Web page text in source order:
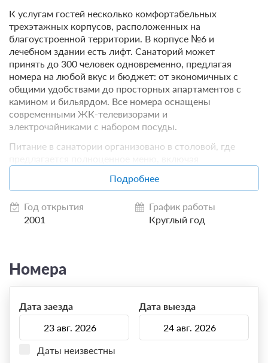
К услугам гостей несколько комфортабельных
трехэтажных корпусов, расположенных на
благоустроенной территории. В корпусе №6 и
лечебном здании есть лифт. Санаторий может
принять до 300 человек одновременно, предлагая
номера на любой вкус и бюджет: от экономичных с
общими удобствами до просторных апартаментов с
камином и бильярдом. Все номера оснащены
современными ЖК-телевизорами и
электрочайниками с набором посуды.
Питание в санатории организовано в столовой, где
диетические блюда. Для оздоровления и релаксации
гостей работает банный комплекс с бассейном,
Подробнее
Год открытия
2001
График работы
Круглый год
Номера
Дата заезда Дата выезда
Даты неизвестны